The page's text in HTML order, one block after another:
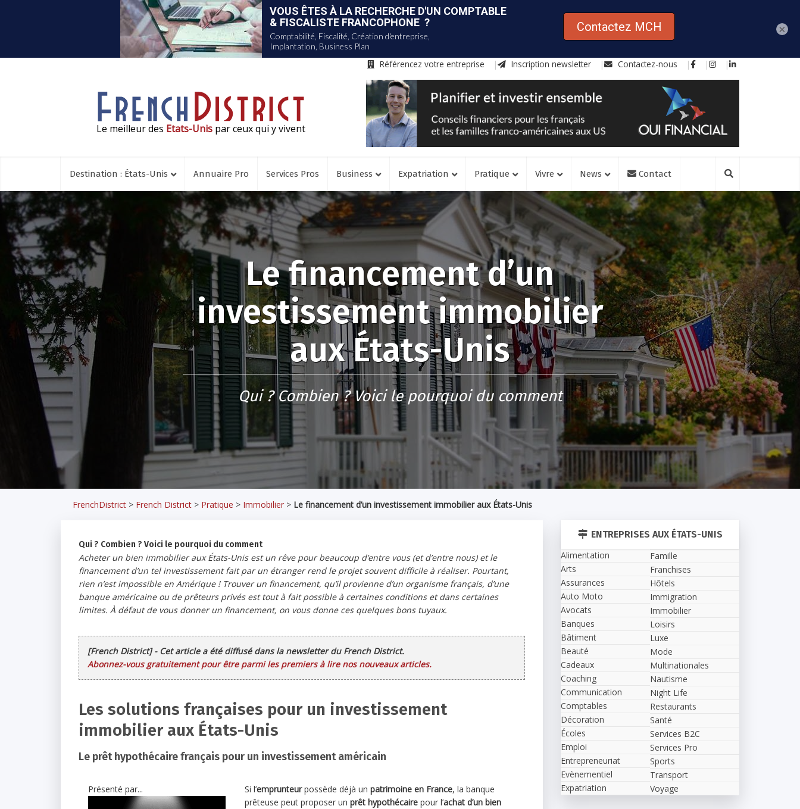
Référencez votre entreprise Inscription newsletter Contactez-nous
Le meilleur des Etats-Unis par ceux qui y vivent
Destination : États-Unis Annuaire Pro Services Pros Business Expatriation Pratique Vivre News Contact
Le financement d’un
investissement immobilier
aux États-Unis
Qui ? Combien ? Voici le pourquoi du comment
FrenchDistrict > French District > Pratique > Immobilier > Le financement d’un investissement immobilier aux États-Unis
Qui ? Combien ? Voici le pourquoi du comment
Acheter un bien immobilier aux États-Unis est un rêve pour beaucoup d’entre vous (et d’entre nous) et le
financement d’un tel investissement fait par un étranger rend le projet souvent difficile à réaliser. Pourtant,
rien n’est impossible en Amérique ! Trouver un financement, qu’il provienne d’un organisme français, d’une
banque américaine ou de prêteurs privés est tout à fait possible à certaines conditions et dans certaines
limites. À défaut de vous donner un financement, on vous donne ces quelques bons tuyaux.
[French District] - Cet article a été diffusé dans la newsletter du French District.
Abonnez-vous gratuitement pour être parmi les premiers à lire nos nouveaux articles.
Les solutions françaises pour un investissement
immobilier aux États-Unis
Le prêt hypothécaire français pour un investissement américain
Présenté par... Si l’emprunteurpossède déjà un patrimoine en France, la banque
prêteuse peut proposer un prêt hypothécairepour l’achat d’un bien
ENTREPRISES AUX ÉTATS-UNIS
Alimentation
Arts
Assurances
Auto Moto
Avocats
Banques
Bâtiment
Beauté
Cadeaux
Coaching
Communication
Comptables
Décoration
Écoles
Emploi
Entrepreneuriat
Evènementiel
Expatriation
Famille
Franchises
Hôtels
Immigration
Immobilier
Loisirs
Luxe
Mode
Multinationales
Nautisme
Night Life
Restaurants
Santé
Services B2C
Services Pro
Sports
Transport
Voyage
×